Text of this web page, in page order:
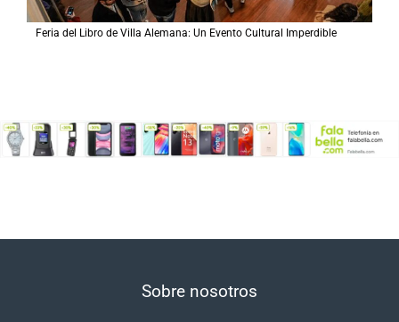
Feria del Libro de Villa Alemana: Un Evento Cultural Imperdible
Sobre nosotros